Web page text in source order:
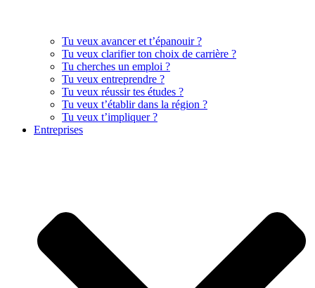
Tu veux avancer et t’épanouir ?
Tu veux clarifier ton choix de carrière ?
Tu cherches un emploi ?
Tu veux entreprendre ?
Tu veux réussir tes études ?
Tu veux t’établir dans la région ?
Tu veux t’impliquer ?
Entreprises